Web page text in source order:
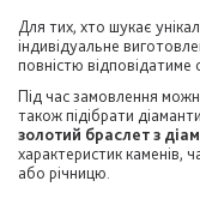
Для тих, хто шукає
індивідуальне
повністю
Під час замовлення
також підібрати
золотий браслет з
характеристик каменів,
або річницю.